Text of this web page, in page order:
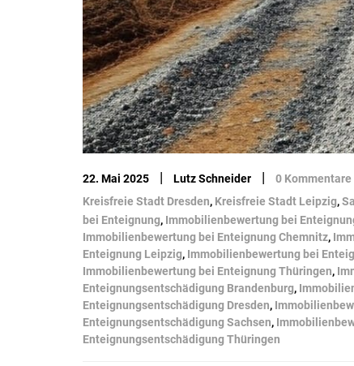
22. Mai 2025 | Lutz Schneider | 0 Kommentare
Kreisfreie Stadt Dresden, Kreisfreie Stadt Leipzig,
bei Enteignung, Immobilienbewertung bei
Immobilienbewertung bei Enteignung Chemnitz,
Enteignung Leipzig, Immobilienbewertung bei
Immobilienbewertung bei Enteignung Thüringen,
Enteignungsentschädigung Brandenburg,
Enteignungsentschädigung Dresden,
Enteignungsentschädigung Sachsen,
Enteignungsentschädigung Thüringen